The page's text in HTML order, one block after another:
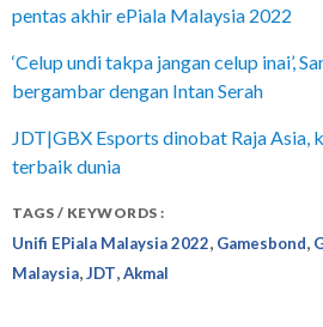
pentas akhir ePiala Malaysia 2022
‘Celup undi takpa jangan celup inai’,
bergambar dengan Intan Serah
JDT|GBX Esports dinobat Raja Asia,
terbaik dunia
TAGS / KEYWORDS :
Unifi EPiala Malaysia 2022, Gamesbond,
Malaysia,JDT,Akmal